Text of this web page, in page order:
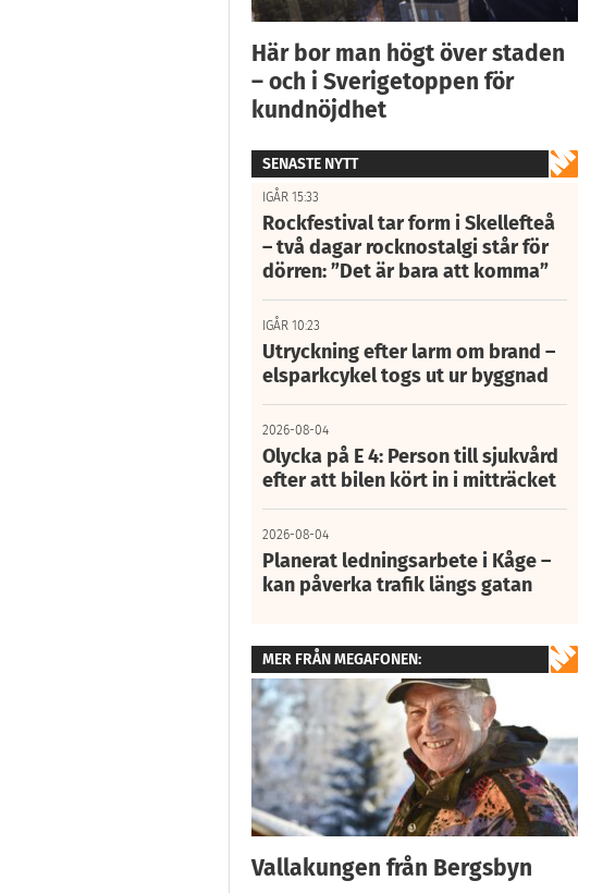
Här bor man högt över staden
– och i Sverigetoppen för
kundnöjdhet
SENASTE NYTT
IGÅR 15:33
Rockfestival tar form i Skellefteå
– två dagar rocknostalgi står för
dörren: ”Det är bara att komma”
IGÅR 10:23
Utryckning efter larm om brand –
elsparkcykel togs ut ur byggnad
2026-08-04
Olycka på E 4: Person till sjukvård
efter att bilen kört in i mitträcket
2026-08-04
Planerat ledningsarbete i Kåge –
kan påverka trafik längs gatan
MER FRÅN MEGAFONEN:
Vallakungen från Bergsbyn